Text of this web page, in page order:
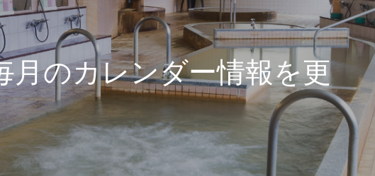
カレンダー情報を更新します